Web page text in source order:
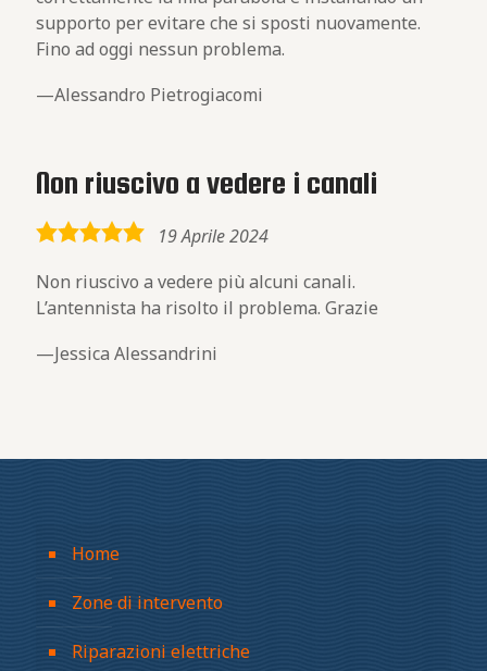
supporto per evitare che si sposti nuovamente.
Fino ad oggi nessun problema.
Alessandro Pietrogiacomi
Non riuscivo a vedere i canali
5,0
19 Aprile 2024
Non riuscivo a vedere più alcuni canali.
L’antennista ha risolto il problema. Grazie
Jessica Alessandrini
Home
Zone di intervento
Riparazioni elettriche